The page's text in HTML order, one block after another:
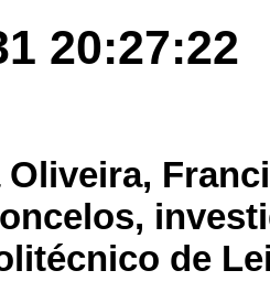
20:27:22
Oliveira,
de